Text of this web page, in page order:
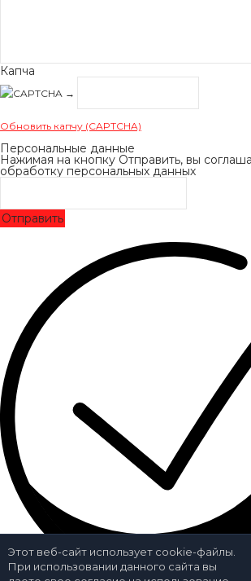
Этот веб-сайт использует cookie-файлы.
При использовании данного сайта вы
Капча
→
Обновить капчу (CAPTCHA)
Персональные данные
Нажимая на кнопку Отправить, вы
обработку персональных данных
Отправить